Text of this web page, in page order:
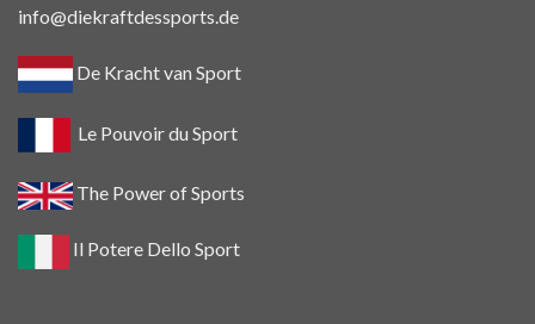
info@diekraftdessports.de
De Kracht van Sport
Le Pouvoir du Sport
The Power of Sports
Il Potere Dello Sport